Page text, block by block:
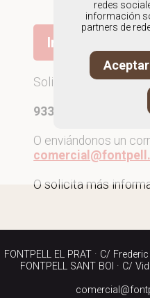
Ir al outlet de
Solicita más
933 790 040
O enviándonos un
O solicita más
FONTPELL EL PRAT · C/
FONTPELL SANT BOI · C/
redes
información
partners de